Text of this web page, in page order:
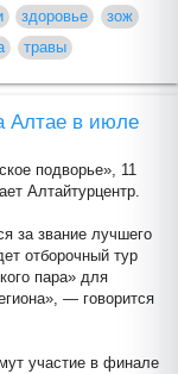
здоровье
зож
травы
Алтае в июле
подворье», 11
Алтайтурцентр.
за звание лучшего
отборочный тур
пара» для
— говорится
участие в финале